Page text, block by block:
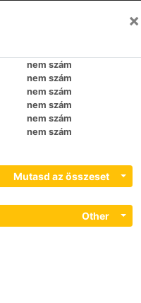
×
nem szám
nem szám
nem szám
nem szám
nem szám
nem szám
Mutasd az összeset
Other